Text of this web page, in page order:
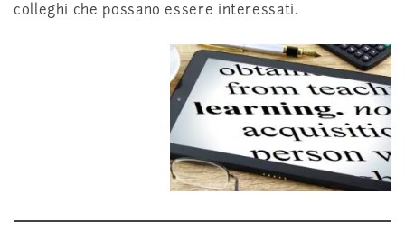
colleghi che possano essere interessati.